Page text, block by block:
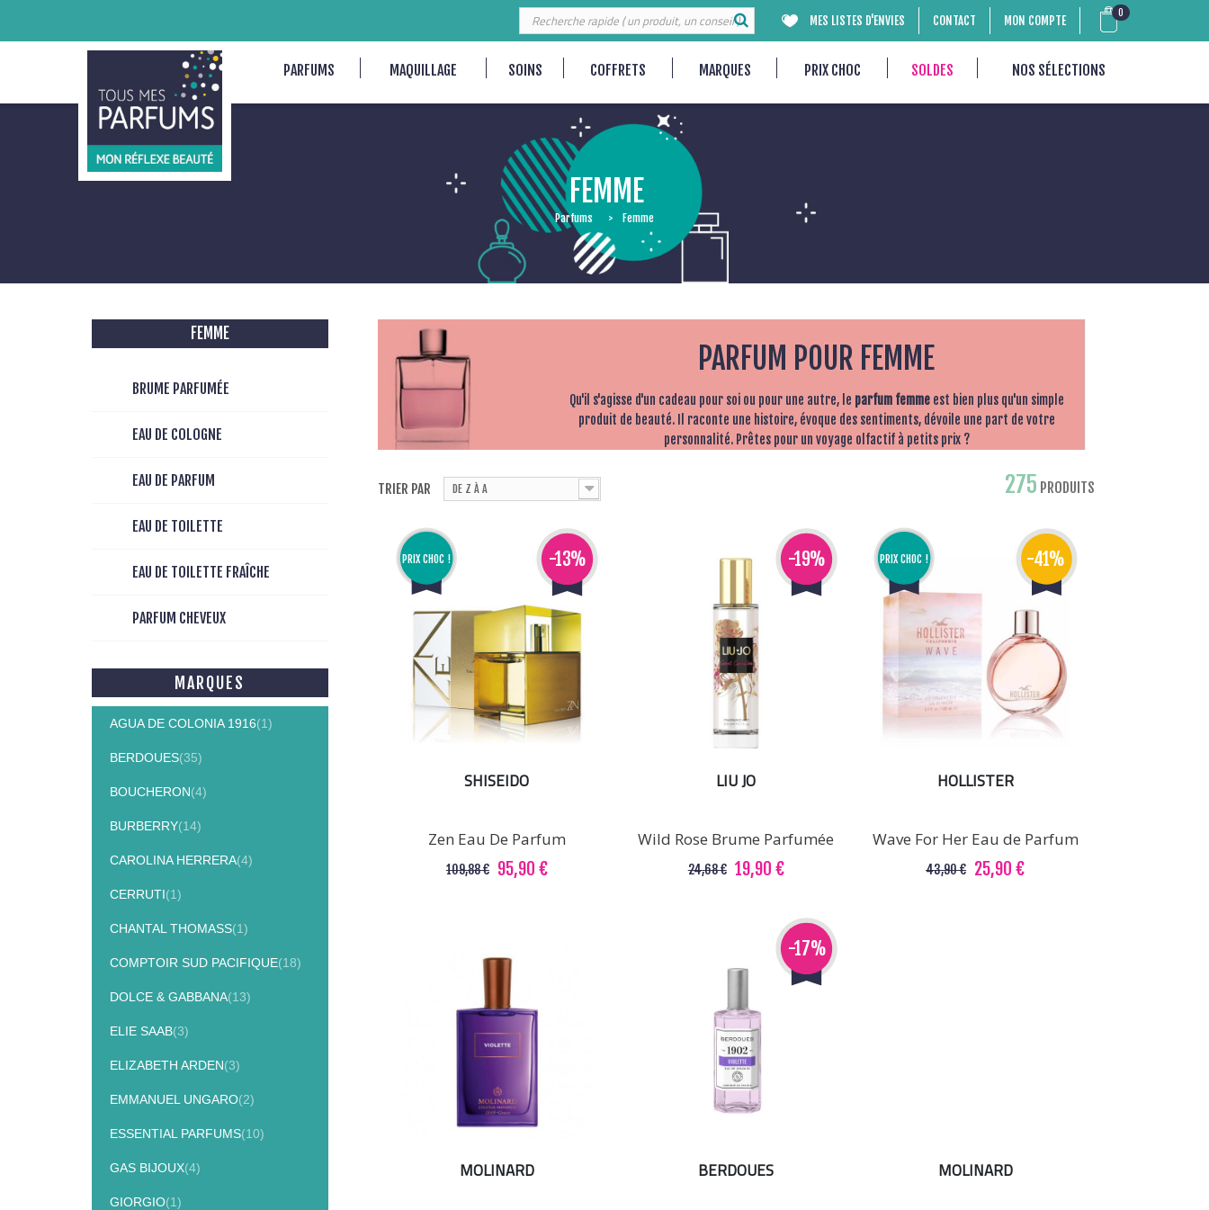
0
CONTACT MON COMPTE
MES LISTES D'ENVIES
PARFUMS MAQUILLAGE SOINS COFFRETS MARQUES PRIX CHOC SOLDES NOS SÉLECTIONS
FEMME
Parfums Femme
FEMME
BRUME PARFUMÉE
EAU DE COLOGNE
EAU DE PARFUM
EAU DE TOILETTE
EAU DE TOILETTE FRAÎCHE
PARFUM CHEVEUX
MARQUES
AGUA DE COLONIA 1916(1)
BERDOUES(35)
BOUCHERON(4)
BURBERRY(14)
CAROLINA HERRERA(4)
CERRUTI(1)
CHANTAL THOMASS(1)
COMPTOIR SUD PACIFIQUE(18)
DOLCE & GABBANA(13)
ELIE SAAB(3)
ELIZABETH ARDEN(3)
EMMANUEL UNGARO(2)
ESSENTIAL PARFUMS(10)
GAS BIJOUX(4)
GIORGIO(1)
PARFUM POUR FEMME
Qu'il s'agisse d'un cadeau pour soi ou pour une autre, le parfum femmeest bien plus qu'un simple
produit de beauté. Il raconte une histoire, évoque des sentiments, dévoile une part de votre
personnalité. Prêtes pour un voyage olfactif à petits prix ?
TRIER PAR DE Z À A 275 PRODUITS
PRIX CHOC ! -13%
SHISEIDO
Zen Eau De Parfum
109,88 € 95,90 €
-19%
LIU JO
Wild Rose Brume Parfumée
24,68 € 19,90 €
PRIX CHOC ! -41%
HOLLISTER
Wave For Her Eau de Parfum
43,90 € 25,90 €
MOLINARD
-17%
BERDOUES MOLINARD